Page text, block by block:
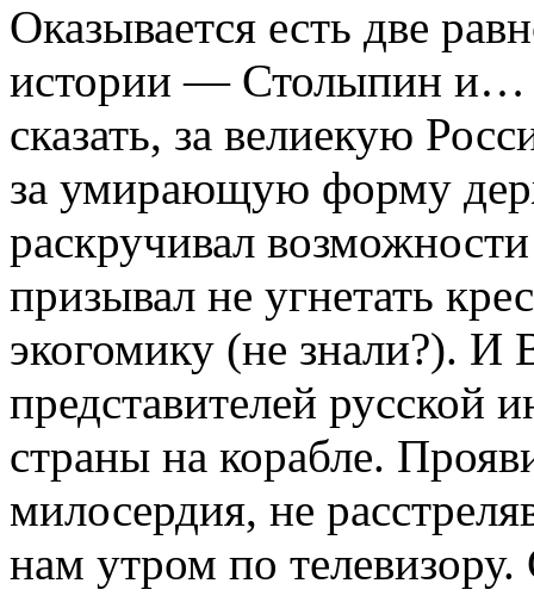
Оказывается есть две
истории — Столыпин и…
сказать, за велиекую
за умирающую форму
раскручивал
призывал не угнетать
экогомику (не знали?).
представителей русской
страны на корабле.
милосердия, не
нам утром по